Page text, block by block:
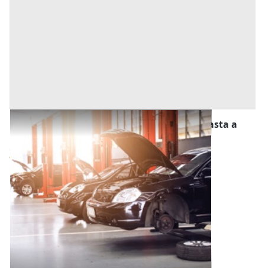
Stalle, Scuderie, Rimesse, Autorimesse all'asta a
Campolongo Maggiore
Campolongo Maggiore (Venezia)
Offerta minima
7.200 € 9.000 €
Codice asta:ca58dce0
23/09/2026
1 2 3 4